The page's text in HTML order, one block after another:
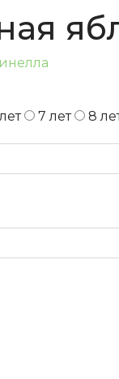
7 лет 8